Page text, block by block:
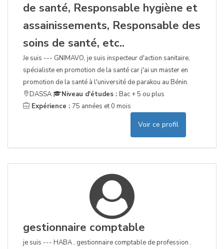
de santé, Responsable hygiène et
assainissements, Responsable des
soins de santé, etc..
Je suis --- GNIMAVO, je suis inspecteur d'action sanitaire,
spécialiste en promotion de la santé car j'ai un master en
promotion de la santé à l'université de parakou au Bénin.
DASSA
Niveau d'études : Bac + 5 ou plus
Expérience : 75 années et 0 mois
Voir ce profil
gestionnaire comptable
je suis --- HABA , gestionnaire comptable de profession .